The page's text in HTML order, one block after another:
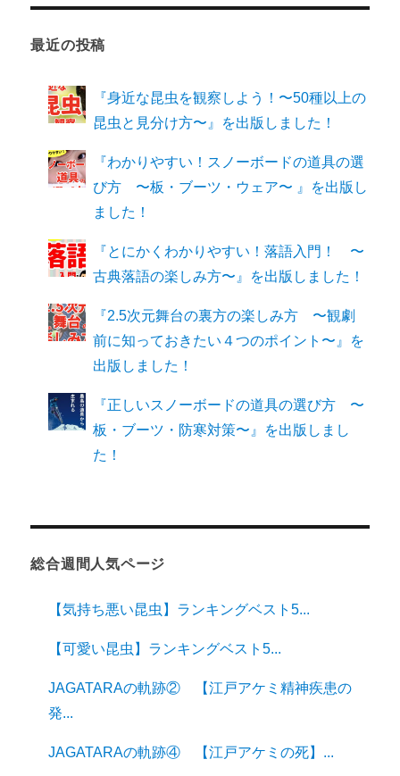
最近の投稿
『身近な昆虫を観察しよう！〜50種以上の
昆虫と見分け方〜』を出版しました！
『わかりやすい！スノーボードの道具の選
び方 〜板・ブーツ・ウェア〜 』を出版し
ました！
『とにかくわかりやすい！落語入門！ 〜
古典落語の楽しみ方〜』を出版しました！
『2.5次元舞台の裏方の楽しみ方 〜観劇
前に知っておきたい４つのポイント〜』を
出版しました！
『正しいスノーボードの道具の選び方 〜
板・ブーツ・防寒対策〜』を出版しまし
た！
総合週間人気ページ
【気持ち悪い昆虫】ランキングベスト5...
【可愛い昆虫】ランキングベスト5...
JAGATARAの軌跡② 【江戸アケミ精神疾患の
発...
JAGATARAの軌跡④ 【江戸アケミの死】...